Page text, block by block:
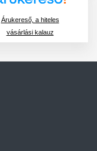
Árukereső, a hiteles
vásárlási kalauz